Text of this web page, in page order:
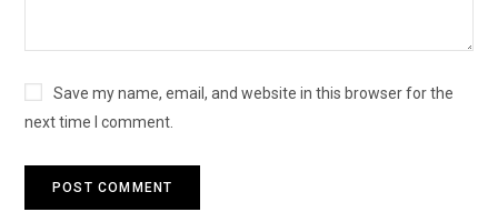
Save my name, email, and website in this browser for the
next time I comment.